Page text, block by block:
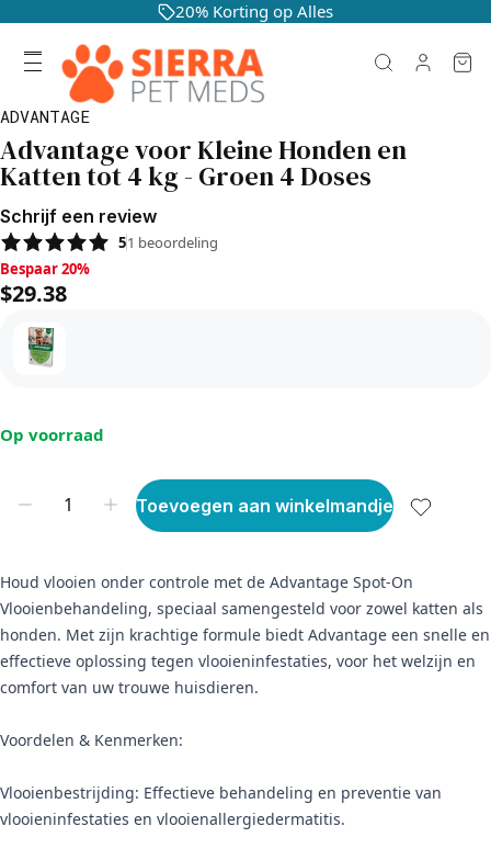
20% Korting op Alles
ADVANTAGE
Advantage voor Kleine Honden en
Katten tot 4 kg - Groen 4 Doses
Schrijf een review
51 beoordeling
Bespaar 20%, $29.38
Bespaar 20%
$29.38
Op voorraad
Toevoegen aan winkelmandje
Houd vlooien onder controle met de Advantage Spot-On
Vlooienbehandeling, speciaal samengesteld voor zowel katten als
honden. Met zijn krachtige formule biedt Advantage een snelle en
effectieve oplossing tegen vlooieninfestaties, voor het welzijn en
comfort van uw trouwe huisdieren.
Voordelen & Kenmerken:
Vlooienbestrijding: Effectieve behandeling en preventie van
vlooieninfestaties en vlooienallergiedermatitis.